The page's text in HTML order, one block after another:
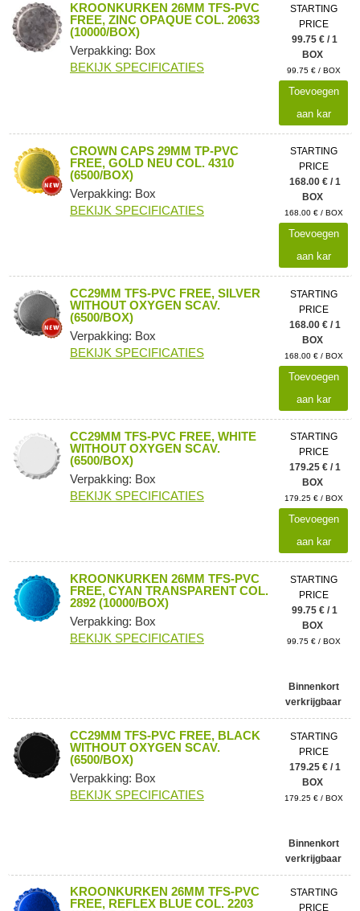
KROONKURKEN 26MM TFS-PVC
FREE, ZINC OPAQUE COL. 20633
(10000/BOX)
Verpakking: Box
BEKIJK SPECIFICATIES
STARTING
PRICE
99.75 € / 1
BOX
99.75 € / BOX
Toevoegen
aan kar
CROWN CAPS 29MM TP-PVC
FREE, GOLD NEU COL. 4310
(6500/BOX)
Verpakking: Box
BEKIJK SPECIFICATIES
STARTING
PRICE
168.00 € / 1
BOX
168.00 € / BOX
Toevoegen
aan kar
CC29MM TFS-PVC FREE, SILVER
WITHOUT OXYGEN SCAV.
(6500/BOX)
Verpakking: Box
BEKIJK SPECIFICATIES
STARTING
PRICE
168.00 € / 1
BOX
168.00 € / BOX
Toevoegen
aan kar
CC29MM TFS-PVC FREE, WHITE
WITHOUT OXYGEN SCAV.
(6500/BOX)
Verpakking: Box
BEKIJK SPECIFICATIES
STARTING
PRICE
179.25 € / 1
BOX
179.25 € / BOX
Toevoegen
aan kar
KROONKURKEN 26MM TFS-PVC
FREE, CYAN TRANSPARENT COL.
2892 (10000/BOX)
Verpakking: Box
BEKIJK SPECIFICATIES
STARTING
PRICE
99.75 € / 1
BOX
99.75 € / BOX
Binnenkort
verkrijgbaar
CC29MM TFS-PVC FREE, BLACK
WITHOUT OXYGEN SCAV.
(6500/BOX)
Verpakking: Box
BEKIJK SPECIFICATIES
STARTING
PRICE
179.25 € / 1
BOX
179.25 € / BOX
Binnenkort
verkrijgbaar
KROONKURKEN 26MM TFS-PVC
FREE, REFLEX BLUE COL. 2203
STARTING
PRICE